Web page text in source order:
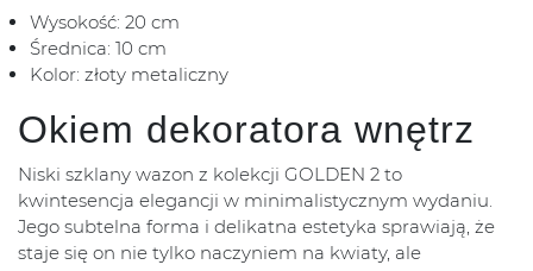
Wysokość: 20 cm
Średnica: 10 cm
Kolor: złoty metaliczny
Okiem dekoratora wnętrz
Niski szklany wazon z kolekcji GOLDEN 2 to
kwintesencja elegancji w minimalistycznym wydaniu.
Jego subtelna forma i delikatna estetyka sprawiają, że
staje się on nie tylko naczyniem na kwiaty, ale